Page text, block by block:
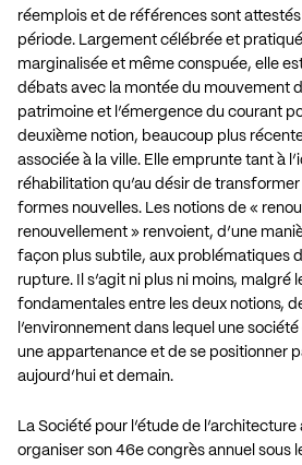
réemplois et de références sont
période. Largement célébrée et
marginalisée et même conspuée, elle
débats avec la montée du mouvement
patrimoine et l’émergence du courant
deuxième notion, beaucoup plus
associée à la ville. Elle emprunte tant à
réhabilitation qu’au désir de
formes nouvelles. Les notions de «
renouvellement » renvoient, d’une
façon plus subtile, aux problématiques
rupture. Il s’agit ni plus ni moins, malgré
fondamentales entre les deux notions,
l’environnement dans lequel une
une appartenance et de se positionner
aujourd’hui et demain.
La Société pour l’étude de
organiser son 46e congrès annuel sous